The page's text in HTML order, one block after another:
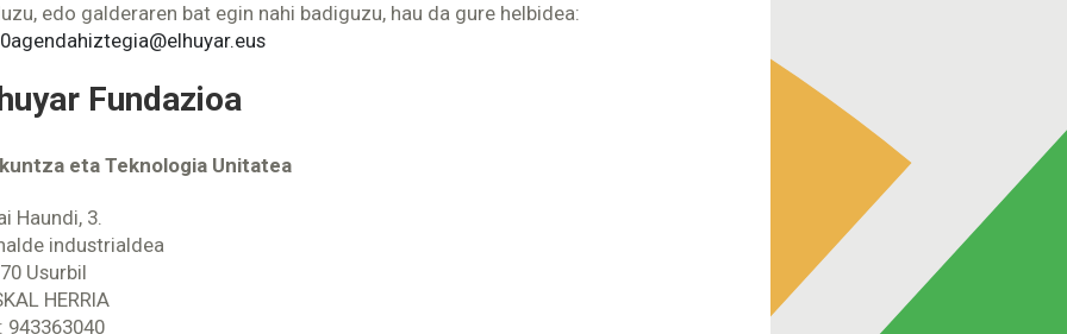
edo galderaren bat egin nahi badiguzu, hau da gure helbidea:
Fundazioa
eta Teknologia Unitatea
Haundi, 3.
industrialdea
Usurbil
HERRIA
943363040